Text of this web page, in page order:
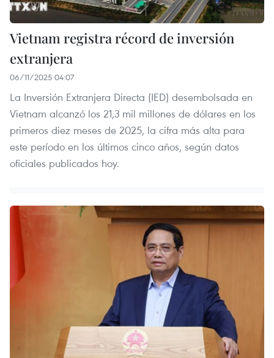
Vietnam registra récord de inversión
extranjera
06/11/2025 04:07
La Inversión Extranjera Directa (IED) desembolsada en
Vietnam alcanzó los 21,3 mil millones de dólares en los
primeros diez meses de 2025, la cifra más alta para
este período en los últimos cinco años, según datos
oficiales publicados hoy.